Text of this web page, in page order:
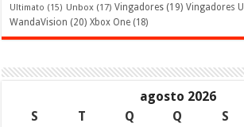
Ultimato (15) Unbox (17) Vingadores (19) Vingadores
WandaVision (20) Xbox One (18)
agosto 2026
S
T Q Q S